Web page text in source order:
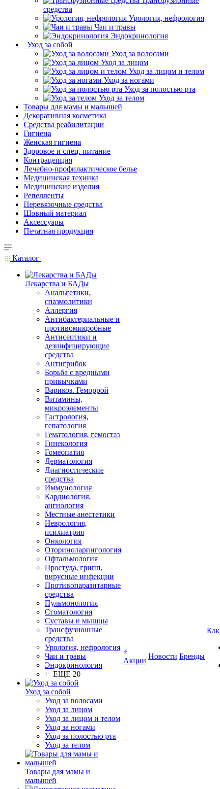
средства
Урология, нефрология
Чаи и травы
Эндокринология
Уход за собой
Уход за волосами
Уход за лицом
Уход за лицом и телом
Уход за ногами
Уход за полостью рта
Уход за телом
Товары для мамы и малышей
Декоративная косметика
Средства реабилитации
Гигиена
Женская гигиена
Здоровое и спец. питание
Контрацепция
Лечебно-профилактическое белье
Медицинская техника
Медицинские изделия
Репелленты
Перевязочные средства
Шовный материал
Аксессуары
Печатная продукция
Каталог
Лекарства и БАДы
Анальгетики,
спазмолитики
Аллергия
Антибактериальные и
противомикробные
Антисептики и
дезинфицирующие
средства
Антигрибок
Борьба с вредными
привычками
Варикоз. Геморрой
Витамины,
микроэлементы
Гастрология,
гепатология
Гематология, гемостаз
Гинекология
Гомеопатия
Дерматология
Диагностические
средства
Иммунология
Кардиология,
ангиология
Местные анестетики
Неврология,
психиатрия
Онкология
Оториноларингология
Офтальмология
Простуда, грипп,
вирусные инфекции
Противопаразитарные
средства
Пульмонология
Стоматология
Суставы и мышцы
Трансфузионные
средства
Урология, нефрология
Чаи и травы
Эндокринология
+ ЕЩЕ 20
Уход за собой
Уход за волосами
Уход за лицом
Уход за лицом и телом
Уход за ногами
Уход за полостью рта
Уход за телом
Товары для мамы и
малышей
Акции
Новости Бренды